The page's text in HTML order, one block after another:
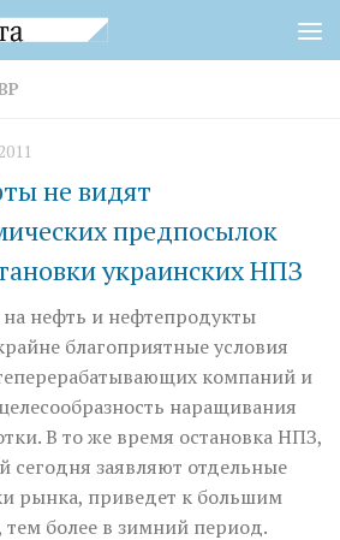
не видят
предпосылок
украинских НПЗ
на нефть и нефтепродукты
благоприятные условия
компаний и
наращивания
В то же время остановка НПЗ,
сегодня заявляют отдельные
рынка, приведет к большим
тем более в зимний период.